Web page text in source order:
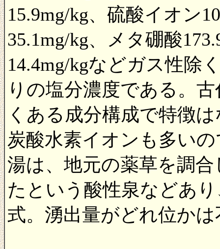
15.9mg/kg、硫酸イオン
35.1mg/kg、メタ硼酸
14.4mg/kgなどガス性除
りの塩分濃度である。
くある成分構成で特徴
炭酸水素イオンも多い
湯は、地元の薬草を調
たという酸性泉などあ
式。湧出量がどれ位かは